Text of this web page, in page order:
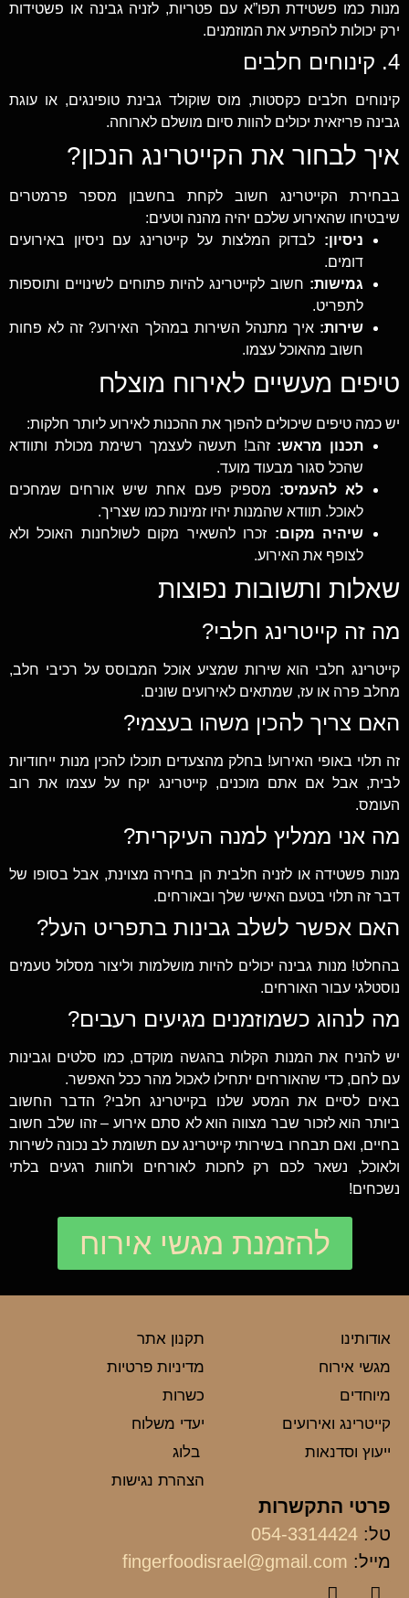
מנות כמו פשטידת תפו”א עם פטריות, לזניה גבינה או פשטידות
ירק יכולות להפתיע את המוזמנים.
4. קינוחים חלבים
קינוחים חלבים כקסטות, מוס שוקולד גבינת טופינגים, או עוגת
גבינה פריזאית יכולים להוות סיום מושלם לארוחה.
איך לבחור את הקייטרינג הנכון?
בבחירת הקייטרינג חשוב לקחת בחשבון מספר פרמטרים
שיבטיחו שהאירוע שלכם יהיה מהנה וטעים:
ניסיון: לבדוק המלצות על קייטרינג עם ניסיון באירועים
דומים.
גמישות: חשוב לקייטרינג להיות פתוחים לשינויים ותוספות
לתפריט.
שירות: איך מתנהל השירות במהלך האירוע? זה לא פחות
חשוב מהאוכל עצמו.
טיפים מעשיים לאירוח מוצלח
יש כמה טיפים שיכולים להפוך את ההכנות לאירוע ליותר חלקות:
תכנון מראש: זהב! תעשה לעצמך רשימת מכולת ותוודא
שהכל סגור מבעוד מועד.
לא להעמיס: מספיק פעם אחת שיש אורחים שמחכים
לאוכל. תוודא שהמנות יהיו זמינות כמו שצריך.
שיהיה מקום: זכרו להשאיר מקום לשולחנות האוכל ולא
לצופף את האירוע.
שאלות ותשובות נפוצות
מה זה קייטרינג חלבי?
קייטרינג חלבי הוא שירות שמציע אוכל המבוסס על רכיבי חלב,
מחלב פרה או עז, שמתאים לאירועים שונים.
האם צריך להכין משהו בעצמי?
זה תלוי באופי האירוע! בחלק מהצעדים תוכלו להכין מנות ייחודיות
לבית, אבל אם אתם מוכנים, קייטרינג יקח על עצמו את רוב
העומס.
מה אני ממליץ למנה העיקרית?
מנות פשטידה או לזניה חלבית הן בחירה מצוינת, אבל בסופו של
דבר זה תלוי בטעם האישי שלך ובאורחים.
האם אפשר לשלב גבינות בתפריט העל?
בהחלט! מנות גבינה יכולים להיות מושלמות וליצור מסלול טעמים
נוסטלגי עבור האורחים.
מה לנהוג כשמוזמנים מגיעים רעבים?
יש להניח את המנות הקלות בהגשה מוקדם, כמו סלטים וגבינות
עם לחם, כדי שהאורחים יתחילו לאכול מהר ככל האפשר.
באים לסיים את המסע שלנו בקייטרינג חלבי? הדבר החשוב
ביותר הוא לזכור שבר מצווה הוא לא סתם אירוע – זהו שלב חשוב
בחיים, ואם תבחרו בשירותי קייטרינג עם תשומת לב נכונה לשירות
ולאוכל, נשאר לכם רק לחכות לאורחים ולחוות רגעים בלתי
נשכחים!
להזמנת מגשי אירוח
אודותינו
מגשי אירוח
מיוחדים
קייטרינג ואירועים
ייעוץ וסדנאות
תקנון אתר
מדיניות פרטיות
כשרות
יעדי משלוח
בלוג
הצהרת נגישות
פרטי התקשרות
טל: 054-3314424
מייל: fingerfoodisrael@gmail.com